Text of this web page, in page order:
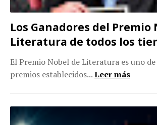
Los Ganadores del Premio
Literatura de todos los
El Premio Nobel de Literatura es uno
premios establecidos...Leer más